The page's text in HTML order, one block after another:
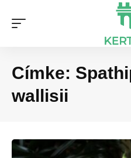
Címke:
wallisii